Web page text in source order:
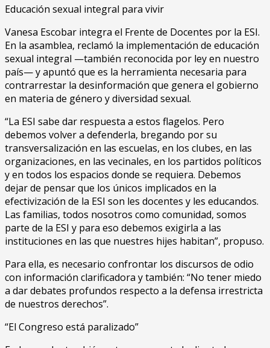
Educación sexual integral para vivir
Vanesa Escobar integra el Frente de Docentes por la ESI.
En la asamblea, reclamó la implementación de educación
sexual integral —también reconocida por ley en nuestro
país— y apuntó que es la herramienta necesaria para
contrarrestar la desinformación que genera el gobierno
en materia de género y diversidad sexual.
“La ESI sabe dar respuesta a estos flagelos. Pero
debemos volver a defenderla, bregando por su
transversalización en las escuelas, en los clubes, en las
organizaciones, en las vecinales, en los partidos políticos
y en todos los espacios donde se requiera. Debemos
dejar de pensar que los únicos implicados en la
efectivización de la ESI son les docentes y les educandos.
Las familias, todos nosotros como comunidad, somos
parte de la ESI y para eso debemos exigirla a las
instituciones en las que nuestres hijes habitan”, propuso.
Para ella, es necesario confrontar los discursos de odio
con información clarificadora y también: “No tener miedo
a dar debates profundos respecto a la defensa irrestricta
de nuestros derechos”.
“El Congreso está paralizado”